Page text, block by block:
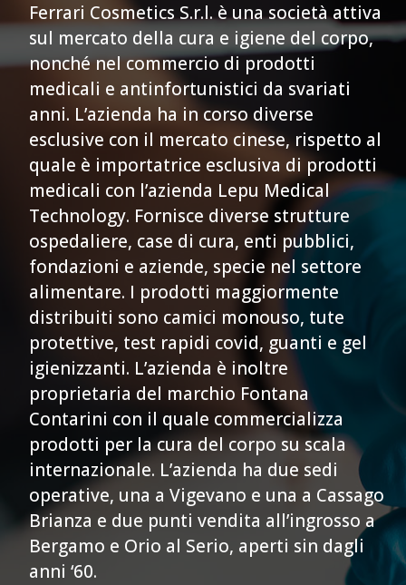
Ferrari Cosmetics S.r.l. è una società attiva
sul mercato della cura e igiene del corpo,
nonché nel commercio di prodotti
medicali e antinfortunistici da svariati
anni. L’azienda ha in corso diverse
esclusive con il mercato cinese, rispetto al
quale è importatrice esclusiva di prodotti
medicali con l’azienda Lepu Medical
Technology. Fornisce diverse strutture
ospedaliere, case di cura, enti pubblici,
fondazioni e aziende, specie nel settore
alimentare. I prodotti maggiormente
distribuiti sono camici monouso, tute
protettive, test rapidi covid, guanti e gel
igienizzanti. L’azienda è inoltre
proprietaria del marchio Fontana
Contarini con il quale commercializza
prodotti per la cura del corpo su scala
internazionale. L’azienda ha due sedi
operative, una a Vigevano e una a Cassago
Brianza e due punti vendita all’ingrosso a
Bergamo e Orio al Serio, aperti sin dagli
anni ‘60.